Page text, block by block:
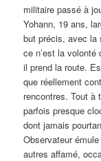
militaire passé à
Yohann, 19 ans,
but précis, avec la
ce n’est la
il prend la route.
que réellement
rencontres. Tout à
parfois presque
dont jamais
Observateur
autres affamé,